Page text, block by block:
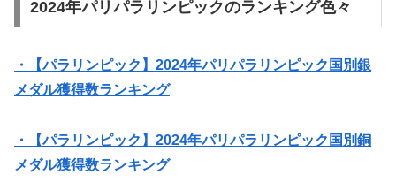
2024年パリパラリンピックのランキング色々
・【パラリンピック】2024年パリパラリンピック国別銀
メダル獲得数ランキング
・【パラリンピック】2024年パリパラリンピック国別銅
メダル獲得数ランキング